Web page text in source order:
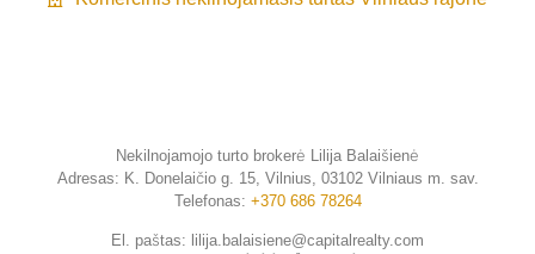
Nekilnojamojo turto brokerė Lilija Balaišienė
Adresas: K. Donelaičio g. 15, Vilnius, 03102 Vilniaus m. sav.
Telefonas: +370 686 78264
El. paštas: lilija.balaisiene@capitalrealty.com